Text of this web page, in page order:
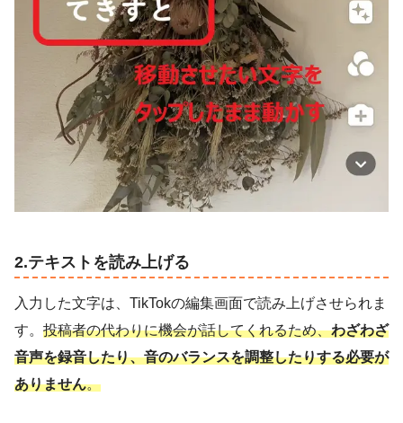
2.テキストを読み上げる
入力した文字は、TikTokの編集画面で読み上げさせられま
す。 投稿者の代わりに機会が話してくれるため、わざわざ
音声を録音したり、音のバランスを調整したりする必要が
ありません。